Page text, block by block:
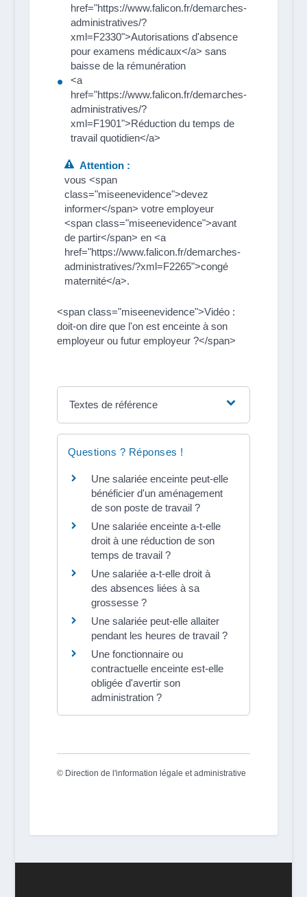
href="https://www.falicon.fr/demarches-
administratives/?
xml=F2330">Autorisations d'absence
pour examens médicaux</a> sans
baisse de la rémunération
<a
href="https://www.falicon.fr/demarches-
administratives/?
xml=F1901">Réduction du temps de
travail quotidien</a>
Attention :
vous <span
class="miseenevidence">devez
informer</span> votre employeur
<span class="miseenevidence">avant
de partir</span> en <a
href="https://www.falicon.fr/demarches-
administratives/?xml=F2265">congé
maternité</a>.
<span class="miseenevidence">Vidéo :
doit-on dire que l'on est enceinte à son
employeur ou futur employeur ?</span>
Textes de référence
Questions ? Réponses !
Une salariée enceinte peut-elle
bénéficier d'un aménagement
de son poste de travail ?
Une salariée enceinte a-t-elle
droit à une réduction de son
temps de travail ?
Une salariée a-t-elle droit à
des absences liées à sa
grossesse ?
Une salariée peut-elle allaiter
pendant les heures de travail ?
Une fonctionnaire ou
contractuelle enceinte est-elle
obligée d'avertir son
administration ?
© Direction de l'information légale et administrative